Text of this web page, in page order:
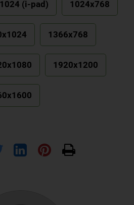
(i-pad) 1024x768
1366x768
1920x1200